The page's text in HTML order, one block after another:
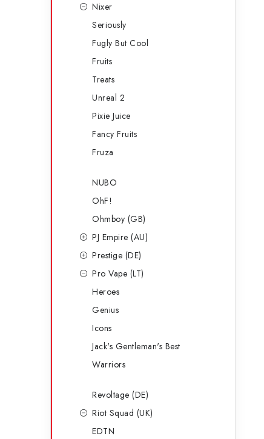
Nixer
Seriously
Fugly But Cool
Fruits
Treats
Unreal 2
Pixie Juice
Fancy Fruits
Fruza
NUBO
OhF!
Ohmboy (GB)
PJ Empire (AU)
Prestige (DE)
Pro Vape (LT)
Heroes
Genius
Icons
Jack's Gentleman's Best
Warriors
Revoltage (DE)
Riot Squad (UK)
EDTN